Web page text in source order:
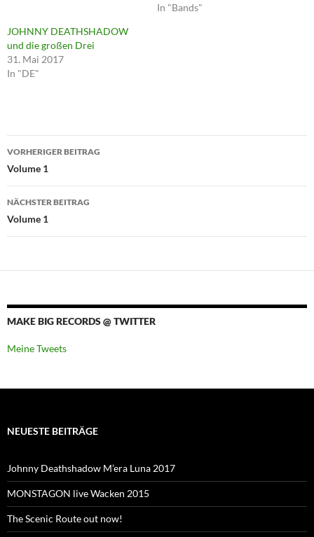
In "Bands"
JOHNNY DEATHSHADOW
und die großen Drei
31. Mai 2017
In "DE"
Beitragsnavigation
VORHERIGER BEITRAG
Volume 1
NÄCHSTER BEITRAG
Volume 1
MAKE BIG RECORDS @ TWITTER
Meine Tweets
NEUESTE BEITRÄGE
Johnny Deathshadow M’era Luna 2017
MONSTAGON live Wacken 2015
The Scenic Route out now!